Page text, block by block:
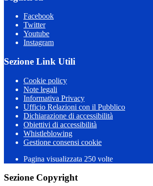
Facebook
Twitter
Youtube
Instagram
Sezione Link Utili
Cookie policy
Note legali
Informativa Privacy
Ufficio Relazioni con il Pubblico
Dichiarazione di accessibilità
Obiettivi di accessibilità
Whistleblowing
Gestione consensi cookie
Pagina visualizzata 250 volte
Sezione Copyright